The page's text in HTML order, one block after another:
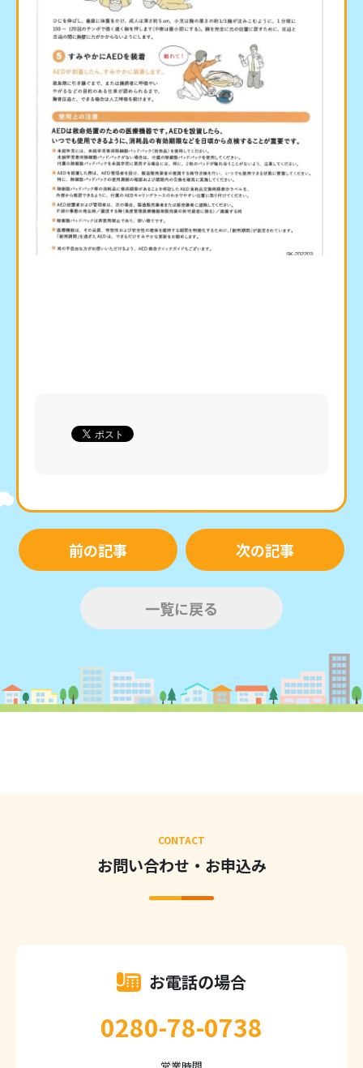
前の記事 次の記事
一覧に戻る
CONTACT
お問い合わせ・お申込み
お電話の場合
0280-78-0738